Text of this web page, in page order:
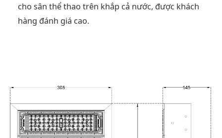
cho sân thể thao trên khắp cả nước, được khách
hàng đánh giá cao.